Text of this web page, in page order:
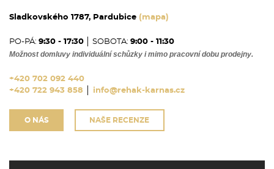
Sladkovského 1787, Pardubice (mapa)
PO-PÁ: 9:30 - 17:30 │ SOBOTA: 9:00 - 11:30
Možnost domluvy individuální schůzky i mimo pracovní dobu prodejny.
+420 702 092 440
+420 722 943 858
info@rehak-karnas.cz
O NÁS NAŠE RECENZE